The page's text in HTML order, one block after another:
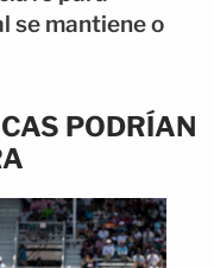
se mantiene o
PODRÍAN